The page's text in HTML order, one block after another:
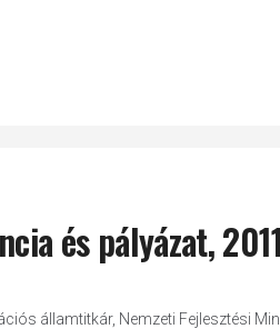
és pályázat,
államtitkár, Nemzeti Fejlesztési